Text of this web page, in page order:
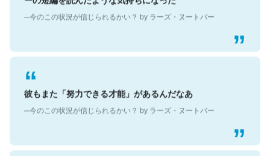
─今のこの状況が信じられるかい？ by ラーズ・ヌートバー
彼もまた「努力できる才能」があるんだなあ
─今のこの状況が信じられるかい？ by ラーズ・ヌートバー